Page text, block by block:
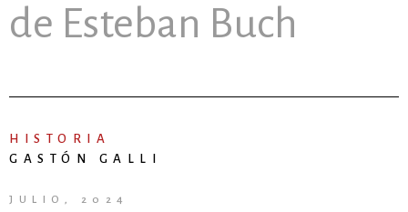
de Esteban Buch
HISTORIA
GASTÓN GALLI
JULIO, 2024